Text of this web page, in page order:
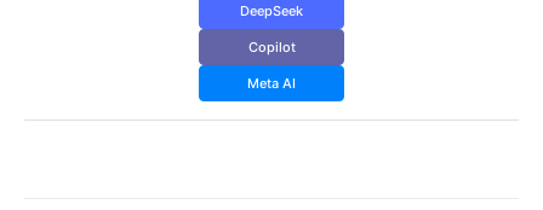
DeepSeek
Copilot
Meta AI